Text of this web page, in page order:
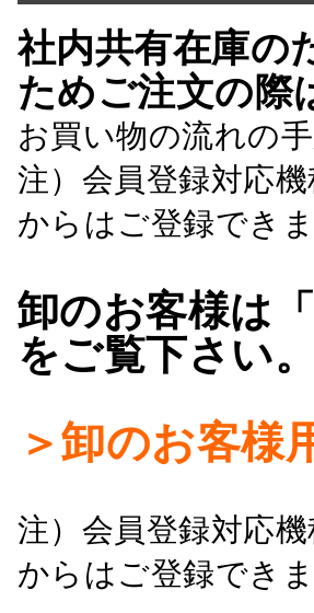
社内共有在庫の
ためご注文の際
お買い物の流れの
注）会員登録対応
からはご登録できま
卸のお客様は
をご覧下さい。
＞卸のお客様
注）会員登録対応
からはご登録できま